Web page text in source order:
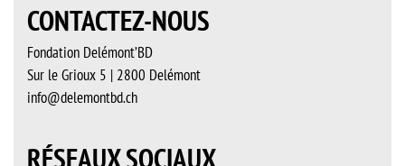
CONTACTEZ-NOUS
Fondation Delémont’BD
Sur le Grioux 5 | 2800 Delémont
info@delemontbd.ch